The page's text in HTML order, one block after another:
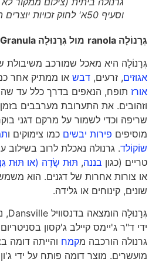
וסעיף 50א' לחוק זכויות יוצרים תשס"ח 2007)
גְּרָנוֹלָהranola מול גְּרָנוּלָהGranula
גְּרָנוֹלָה היא מאכל שמורכב משיבולת
אגוזים, זרעים,דבשאו ממתיק אחר כמו
אורזתופח, הנאפים בדרך כלל עד שהם
וזהובים. את התערובת מערבבים בזמן
שריפה וכדי לשמור על מרקם דגני בוקר
מוסיפיםפירות יבשיםכמו צימוקים ו
שוֹקוֹלד. גרנולה נאכלת לרוב בשילוב עם
טריים (כגוןבננה,תּוּת שָׂדֶה (או תּוּת גִּנָּה
או צורות אחרות של דגנים. הוא משמש
שונים, קינוחים או גלידה.
גרנולה הורכבה מקמחוהייתה דומה
מועשרים. מוצר דומה פותח על ידי ג'ון